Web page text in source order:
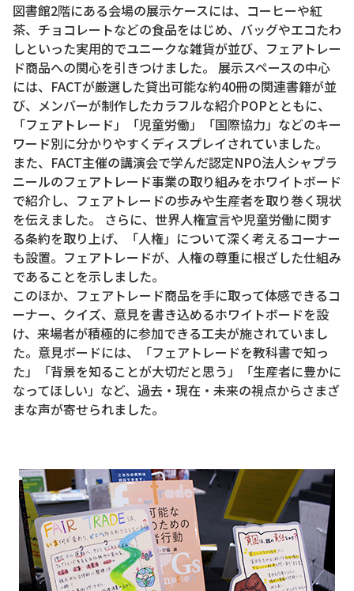
図書館2階にある会場の展示ケースには、コーヒーや紅
茶、チョコレートなどの食品をはじめ、バッグやエコたわ
しといった実用的でユニークな雑貨が並び、フェアトレー
ド商品への関心を引きつけました。 展示スペースの中心
には、FACTが厳選した貸出可能な約40冊の関連書籍が並
び、メンバーが制作したカラフルな紹介POPとともに、
「フェアトレード」「児童労働」「国際協力」などのキー
ワード別に分かりやすくディスプレイされていました。
また、FACT主催の講演会で学んだ認定NPO法人シャプラ
ニールのフェアトレード事業の取り組みをホワイトボード
で紹介し、フェアトレードの歩みや生産者を取り巻く現状
を伝えました。 さらに、世界人権宣言や児童労働に関す
る条約を取り上げ、「人権」について深く考えるコーナー
も設置。フェアトレードが、人権の尊重に根ざした仕組み
であることを示しました。
このほか、フェアトレード商品を手に取って体感できるコ
ーナー、クイズ、意見を書き込めるホワイトボードを設
け、来場者が積極的に参加できる工夫が施されていまし
た。意見ボードには、「フェアトレードを教科書で知っ
た」「背景を知ることが大切だと思う」「生産者に豊かに
なってほしい」など、過去・現在・未来の視点からさまざ
まな声が寄せられました。